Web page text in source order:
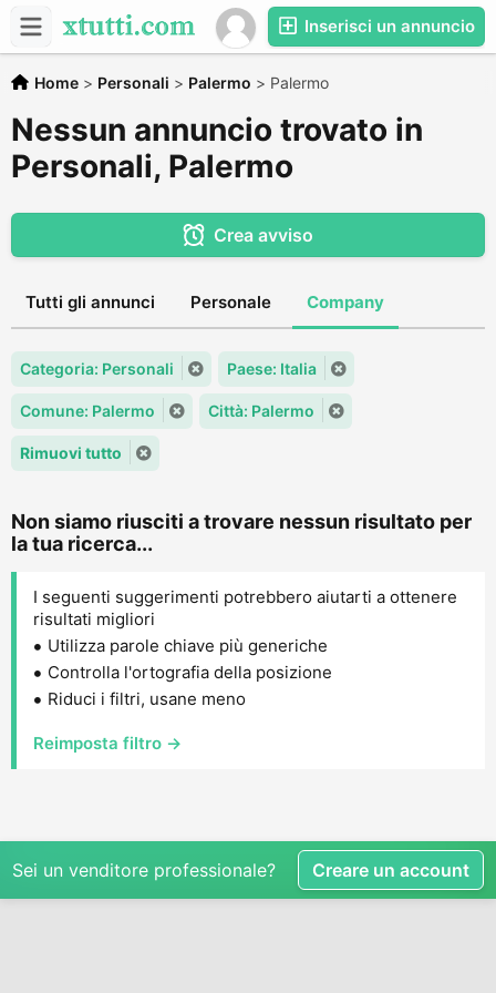
Inserisci un annuncio
Home > Personali > Palermo > Palermo
Nessun annuncio trovato in
Personali, Palermo
Crea avviso
Tutti gli annunci Personale Company
Categoria: Personali Paese: Italia
Comune: Palermo Città: Palermo
Rimuovi tutto
Non siamo riusciti a trovare nessun risultato per
la tua ricerca...
I seguenti suggerimenti potrebbero aiutarti a ottenere
risultati migliori
Utilizza parole chiave più generiche
Controlla l'ortografia della posizione
Riduci i filtri, usane meno
Reimposta filtro →
Sei un venditore professionale? Creare un account